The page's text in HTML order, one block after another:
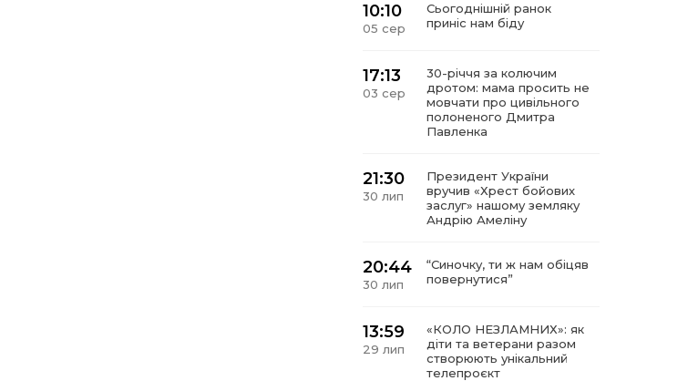
10:10
05 сер
Сьогоднішній ранок
приніс нам біду
17:13
03 сер
30-річчя за колючим
дротом: мама просить не
мовчати про цивільного
полоненого Дмитра
Павленка
21:30
30 лип
Президент України
вручив «Хрест бойових
заслуг» нашому земляку
Андрію Амеліну
20:44
30 лип
“Синочку, ти ж нам обіцяв
повернутися”
13:59
29 лип
«КОЛО НЕЗЛАМНИХ»: як
діти та ветерани разом
створюють унікальний
телепроєкт